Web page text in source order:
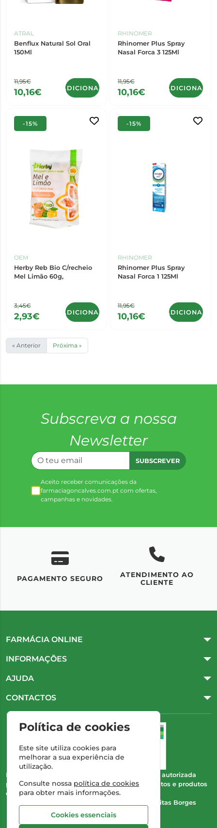
ATRAL
Benflux Natural Sol Oral
150Ml
11,95€
10,16€ ADICIONAR
RHINOMER
Rhinomer Plus Spray
Nasal Forca 3 125Ml
11,95€
10,16€ ADICIONAR
-15%
OEM
Herby Reb Bio C/recheio
Mel Limão 60g,
3,45€
2,93€ ADICIONAR
-15%
RHINOMER
Rhinomer Plus Spray
Nasal Forca 1 125Ml
11,95€
10,16€ ADICIONAR
« Anterior Próxima »
Subscreva a nossa
Newsletter
SUBSCREVER
Aceito receber comunicações da
farmaciagoncalves.com.pt com ofertas,
campanhas e novidades.
PAGAMENTO SEGURO
ATENDIMENTO AO
CLIENTE
FARMÁCIA ONLINE
INFORMAÇÕES
AJUDA
CONTACTOS
Esta farmácia (Farmácia Gonçalves) encontra-se autorizada
pelo INFARMED para a dispensa de medicamentos e produtos
de saúde ao domicílio e através da internet.
Dra. Cristina Marta de Freitas Borges
Gonçalves
Política de cookies
Este site utiliza cookies para
melhorar a sua experiência de
utilização.
Consulte nossa política de cookies
para obter mais informações.
Cookies essenciais